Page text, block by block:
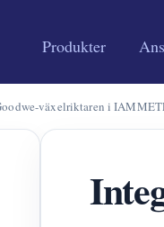
Produkter
växelriktaren i